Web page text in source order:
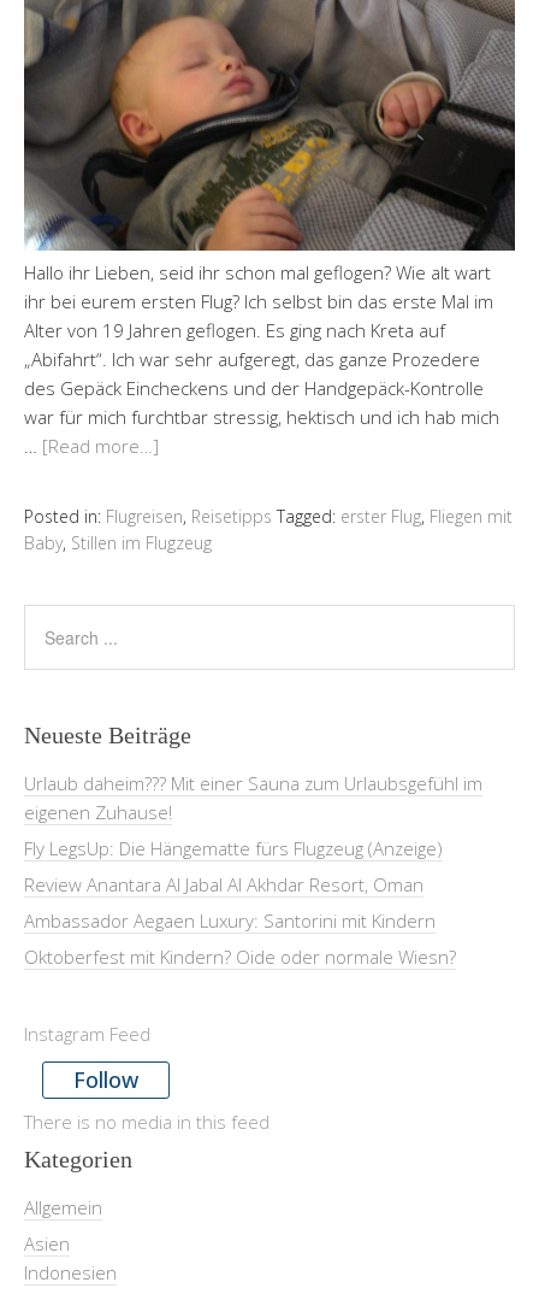
Hallo ihr Lieben, seid ihr schon mal geflogen? Wie alt wart
ihr bei eurem ersten Flug? Ich selbst bin das erste Mal im
Alter von 19 Jahren geflogen. Es ging nach Kreta auf
„Abifahrt“. Ich war sehr aufgeregt, das ganze Prozedere
des Gepäck Eincheckens und der Handgepäck-Kontrolle
war für mich furchtbar stressig, hektisch und ich hab mich
… [Read more…]
Posted in: Flugreisen, Reisetipps Tagged: erster Flug, Fliegen mit
Baby, Stillen im Flugzeug
Neueste Beiträge
Urlaub daheim??? Mit einer Sauna zum Urlaubsgefühl im
eigenen Zuhause!
Fly LegsUp: Die Hängematte fürs Flugzeug (Anzeige)
Review Anantara Al Jabal Al Akhdar Resort, Oman
Ambassador Aegaen Luxury: Santorini mit Kindern
Oktoberfest mit Kindern? Oide oder normale Wiesn?
Instagram Feed
Follow
There is no media in this feed
Kategorien
Allgemein
Asien
Indonesien